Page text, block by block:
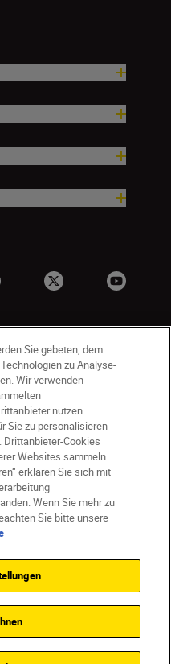
Stores
SKIP
Sie gebeten, dem
zu Analyse-
Wir verwenden
nutzen
Sie zu personalisieren
Cookies
Websites sammeln.
erklären Sie sich mit
Wenn Sie mehr zu
Sie bitte unsere